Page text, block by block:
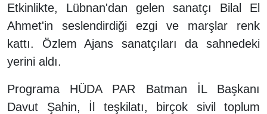
Etkinlikte, Lübnan'dan gelen sanatçı Bilal El
Ahmet'in seslendirdiği ezgi ve marşlar renk
kattı. Özlem Ajans sanatçıları da sahnedeki
yerini aldı.
Programa HÜDA PAR Batman İL Başkanı
Davut Şahin, İl teşkilatı, birçok sivil toplum